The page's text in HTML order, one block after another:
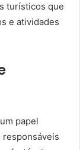
turísticos que
e atividades
papel